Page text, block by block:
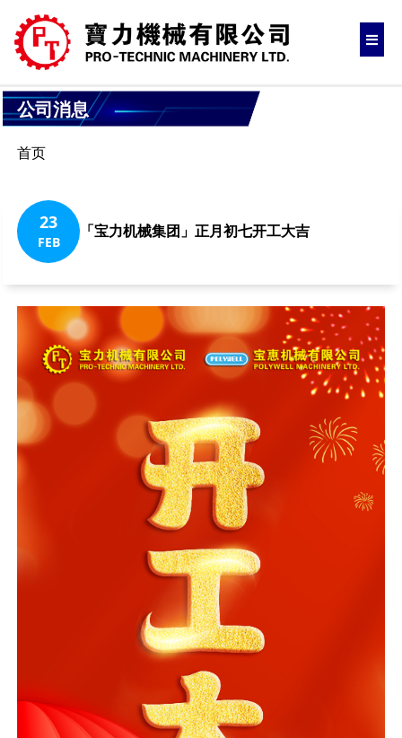
公司消息
首页
23
FEB
「宝力机械集团」正月初七开工大吉